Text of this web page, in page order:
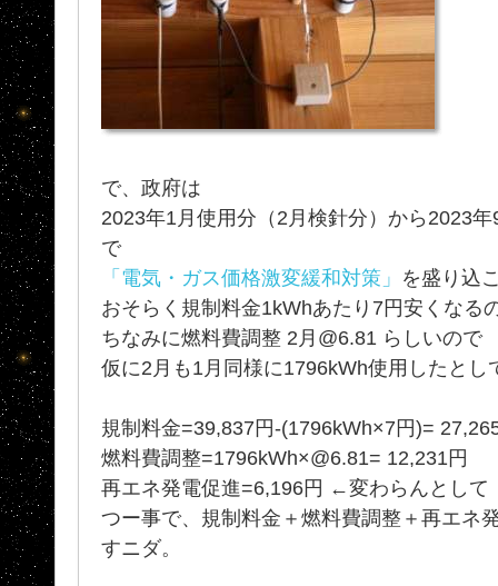
で、政府は
2023年1月使用分（2月検針分）から2023
で
「電気・ガス価格激変緩和対策」 を盛り込
おそらく規制料金1kWhあたり7円安くなる
ちなみに燃料費調整 2月@6.81 らしいので
仮に2月も1月同様に1796kWh使用したとし
規制料金=39,837円-(1796kWh×7円)=
燃料費調整=1796kWh×@6.81= 12,231円
再エネ発電促進=6,196円 ←変わらんとして
つー事で、規制料金＋燃料費調整＋再エネ
すニダ。